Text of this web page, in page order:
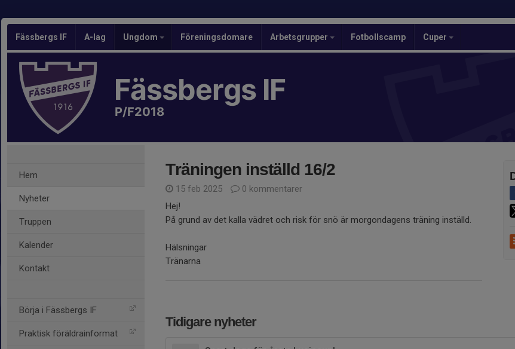
Fässbergs IF A-lag Ungdom Föreningsdomare Arbetsgrupper Fotbollscamp Cuper
Fässbergs IF
P/F2018
Hem
Nyheter
Truppen
Kalender
Kontakt
Börja i Fässbergs IF
Praktisk föräldrainformat
Träningen inställd 16/2
15 feb 2025
0 kommentarer
Hej!
På grund av det kalla vädret och risk för snö är morgondagens träning inställd.
Hälsningar
Tränarna
Tidigare nyheter